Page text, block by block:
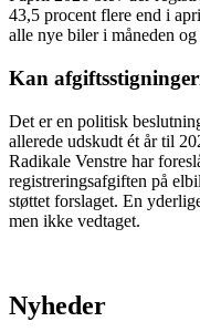
43,5 procent flere end i
alle nye biler i måneden
Kan
Det er en politisk
allerede udskudt ét år til
Radikale Venstre har
registreringsafgiften på
støttet forslaget. En
men ikke vedtaget.
Nyheder